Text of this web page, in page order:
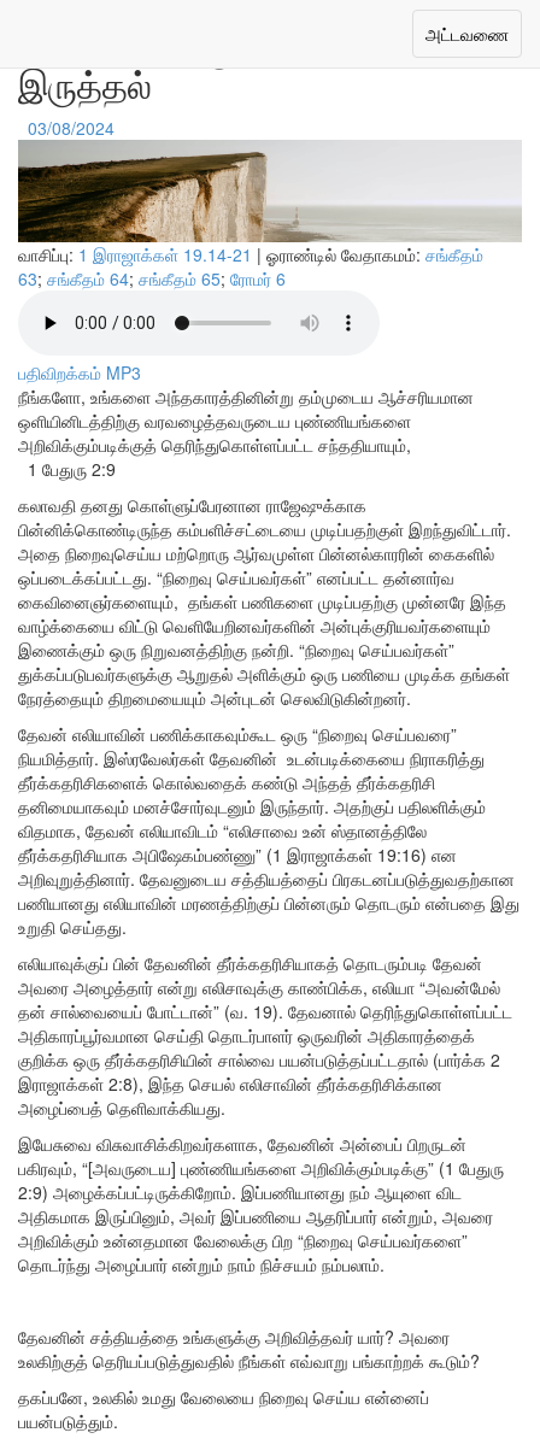
Toggle
navigation
அட்டவணை
கிறிஸ்துவில் முடிப்பவர்களாக
இருத்தல்
03/08/2024
வாசிப்பு: 1 இராஜாக்கள் 19.14-21 | ஓராண்டில் வேதாகமம்: சங்கீதம்
63; சங்கீதம் 64; சங்கீதம் 65; ரோமர் 6
பதிவிறக்கம் MP3
நீங்களோ, உங்களை அந்தகாரத்தினின்று தம்முடைய ஆச்சரியமான
ஒளியினிடத்திற்கு வரவழைத்தவருடைய புண்ணியங்களை
அறிவிக்கும்படிக்குத் தெரிந்துகொள்ளப்பட்ட சந்ததியாயும்,
1 பேதுரு 2:9
கலாவதி தனது கொள்ளுப்பேரனான ராஜேஷுக்காக
பின்னிக்கொண்டிருந்த கம்பளிச்சட்டையை முடிப்பதற்குள் இறந்துவிட்டார்.
அதை நிறைவுசெய்ய மற்றொரு ஆர்வமுள்ள பின்னல்காரரின் கைகளில்
ஒப்படைக்கப்பட்டது. “நிறைவு செய்பவர்கள்” எனப்பட்ட தன்னார்வ
கைவினைஞர்களையும், தங்கள் பணிகளை முடிப்பதற்கு முன்னரே இந்த
வாழ்க்கையை விட்டு வெளியேறினவர்களின் அன்புக்குரியவர்களையும்
இணைக்கும் ஒரு நிறுவனத்திற்கு நன்றி. “நிறைவு செய்பவர்கள்”
துக்கப்படுபவர்களுக்கு ஆறுதல் அளிக்கும் ஒரு பணியை முடிக்க தங்கள்
நேரத்தையும் திறமையையும் அன்புடன் செலவிடுகின்றனர்.
தேவன் எலியாவின் பணிக்காகவும்கூட ஒரு “நிறைவு செய்பவரை”
நியமித்தார். இஸ்ரவேலர்கள் தேவனின் உடன்படிக்கையை நிராகரித்து
தீர்க்கதரிசிகளைக் கொல்வதைக் கண்டு அந்தத் தீர்க்கதரிசி
தனிமையாகவும் மனச்சோர்வுடனும் இருந்தார். அதற்குப் பதிலளிக்கும்
விதமாக, தேவன் எலியாவிடம் “எலிசாவை உன் ஸ்தானத்திலே
தீர்க்கதரிசியாக அபிஷேகம்பண்ணு” (1 இராஜாக்கள் 19:16) என
அறிவுறுத்தினார். தேவனுடைய சத்தியத்தைப் பிரகடனப்படுத்துவதற்கான
பணியானது எலியாவின் மரணத்திற்குப் பின்னரும் தொடரும் என்பதை இது
உறுதி செய்தது.
எலியாவுக்குப் பின் தேவனின் தீர்க்கதரிசியாகத் தொடரும்படி தேவன்
அவரை அழைத்தார் என்று எலிசாவுக்கு காண்பிக்க, எலியா “அவன்மேல்
தன் சால்வையைப் போட்டான்” (வ. 19). தேவனால் தெரிந்துகொள்ளப்பட்ட
அதிகாரப்பூர்வமான செய்தி தொடர்பாளர் ஒருவரின் அதிகாரத்தைக்
குறிக்க ஒரு தீர்க்கதரிசியின் சால்வை பயன்படுத்தப்பட்டதால் (பார்க்க 2
இராஜாக்கள் 2:8), இந்த செயல் எலிசாவின் தீர்க்கதரிசிக்கான
அழைப்பைத் தெளிவாக்கியது.
இயேசுவை விசுவாசிக்கிறவர்களாக, தேவனின் அன்பைப் பிறருடன்
பகிரவும், “[அவருடைய] புண்ணியங்களை அறிவிக்கும்படிக்கு” (1 பேதுரு
2:9) அழைக்கப்பட்டிருக்கிறோம். இப்பணியானது நம் ஆயுளை விட
அதிகமாக இருப்பினும், அவர் இப்பணியை ஆதரிப்பார் என்றும், அவரை
அறிவிக்கும் உன்னதமான வேலைக்கு பிற “நிறைவு செய்பவர்களை”
தொடர்ந்து அழைப்பார் என்றும் நாம் நிச்சயம் நம்பலாம்.
தேவனின் சத்தியத்தை உங்களுக்கு அறிவித்தவர் யார்? அவரை
உலகிற்குத் தெரியப்படுத்துவதில் நீங்கள் எவ்வாறு பங்காற்றக் கூடும்?
தகப்பனே, உலகில் உமது வேலையை நிறைவு செய்ய என்னைப்
பயன்படுத்தும்.